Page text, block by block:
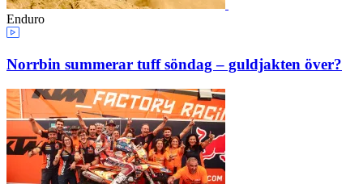
Enduro
Norrbin summerar tuff söndag – guldjakten över?